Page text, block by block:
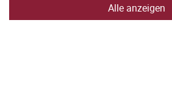
Alle anzeigen